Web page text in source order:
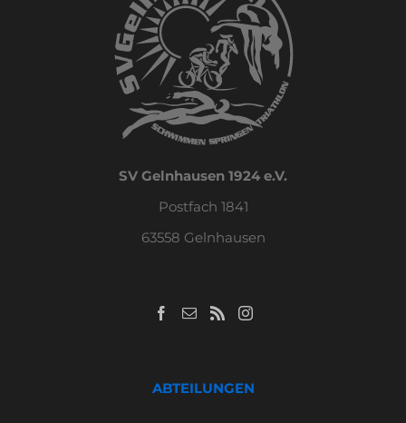
SV Gelnhausen 1924 e.V.
Postfach 1841
63558 Gelnhausen
ABTEILUNGEN